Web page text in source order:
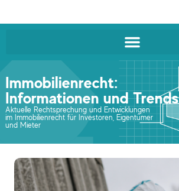
Immobilienrecht:
Informationen und Trends
Aktuelle Rechtsprechung und Entwicklungen
im Immobilienrecht für Investoren, Eigentümer
und Mieter